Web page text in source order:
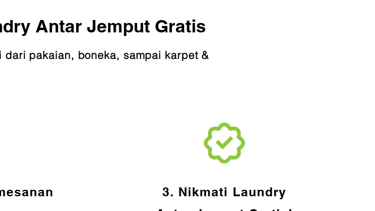
Antar Jemput Gratis
pakaian, boneka, sampai karpet &
3. Nikmati Laundry